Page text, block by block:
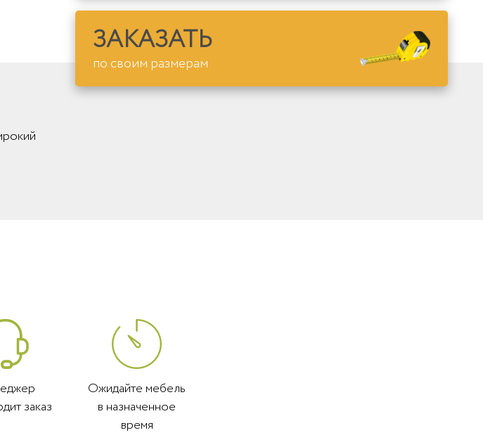
ЗАКАЗАТЬ
по своим размерам
заказ
Ожидайте мебель
в назначенное
время